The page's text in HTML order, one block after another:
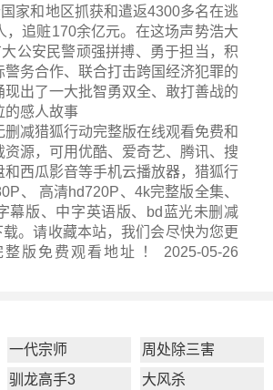
家和地区抓获和遣返4300多名在逃
，追赃170余亿元。在这场声势浩大
大公安民警顽强拼搏、勇于担当，积
警务合作、联合打击跨国经济犯罪的
现出了一大批智勇双全、敢打善战的
的感人故事
减猎狐行动完整版在线观看免费和
资源，可用优酷、爱奇艺、腾讯、搜
和西瓜影音等手机云播放器，猎狐行
、 高清hd720P、4k完整版全集、
幕版、中字英语版、bd蓝光未删减
。请收藏本站，我们会尽快为您更
整版 免费观看地址 ！ 2025-05-26
一代宗师
周处除三害
驯龙高手3 大风杀